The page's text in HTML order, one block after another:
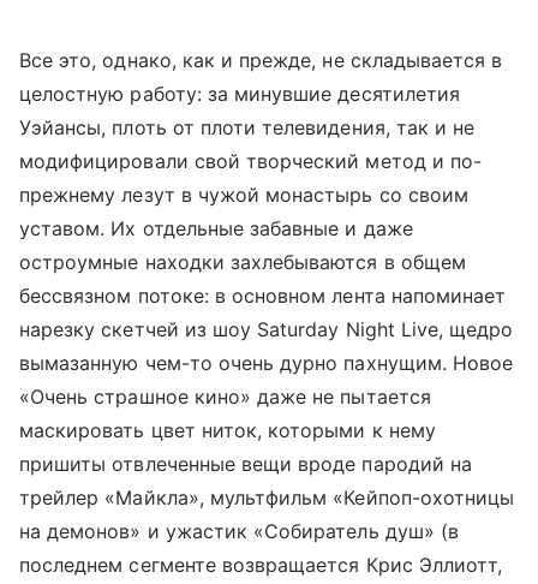
Все это, однако, как и прежде, не складывается в
целостную работу: за минувшие десятилетия
Уэйансы, плоть от плоти телевидения, так и не
модифицировали свой творческий метод и по-
прежнему лезут в чужой монастырь со своим
уставом. Их отдельные забавные и даже
остроумные находки захлебываются в общем
бессвязном потоке: в основном лента напоминает
нарезку скетчей из шоу Saturday Night Live, щедро
вымазанную чем-то очень дурно пахнущим. Новое
«Очень страшное кино» даже не пытается
маскировать цвет ниток, которыми к нему
пришиты отвлеченные вещи вроде пародий на
трейлер «Майкла», мультфильм «Кейпоп-охотницы
на демонов» и ужастик «Собиратель душ» (в
последнем сегменте возвращается Крис Эллиотт,